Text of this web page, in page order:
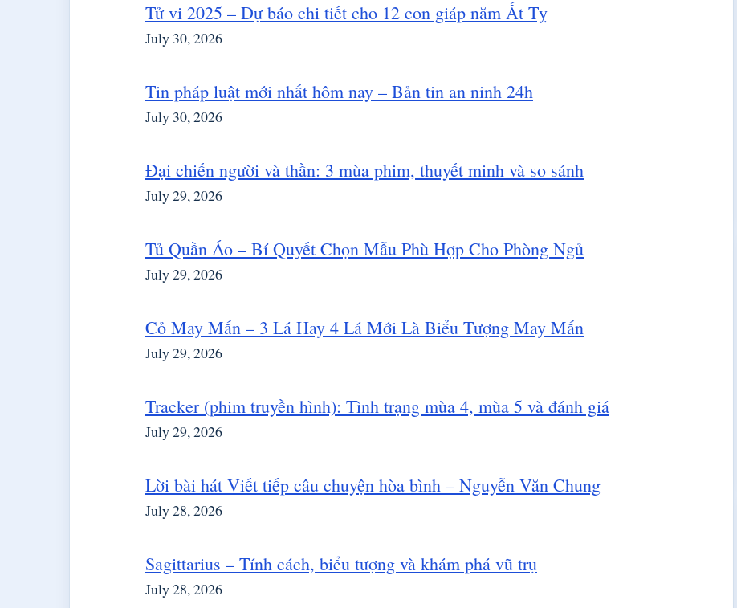
Tử vi 2025 – Dự báo chi tiết cho 12 con giáp năm Ất Tỵ
July 30, 2026
Tin pháp luật mới nhất hôm nay – Bản tin an ninh 24h
July 30, 2026
Đại chiến người và thần: 3 mùa phim, thuyết minh và so sánh
July 29, 2026
Tủ Quần Áo – Bí Quyết Chọn Mẫu Phù Hợp Cho Phòng Ngủ
July 29, 2026
Cỏ May Mắn – 3 Lá Hay 4 Lá Mới Là Biểu Tượng May Mắn
July 29, 2026
Tracker (phim truyền hình): Tình trạng mùa 4, mùa 5 và đánh giá
July 29, 2026
Lời bài hát Viết tiếp câu chuyện hòa bình – Nguyễn Văn Chung
July 28, 2026
Sagittarius – Tính cách, biểu tượng và khám phá vũ trụ
July 28, 2026